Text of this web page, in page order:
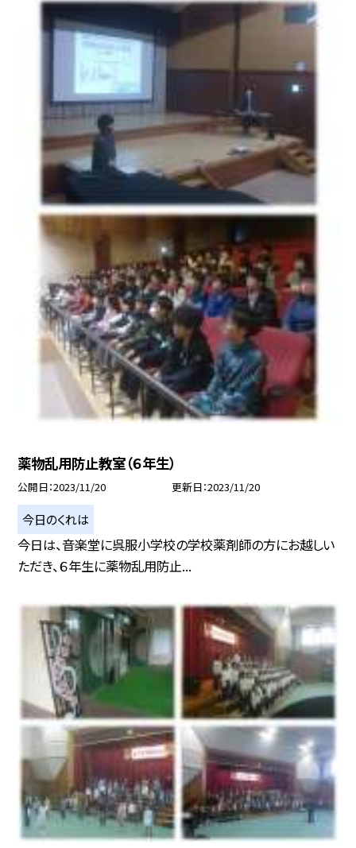
薬物乱用防止教室（６年生）
公開日 2023/11/20 更新日 2023/11/20
今日のくれは
今日は、音楽堂に呉服小学校の学校薬剤師の方にお越しい
ただき、６年生に薬物乱用防止...